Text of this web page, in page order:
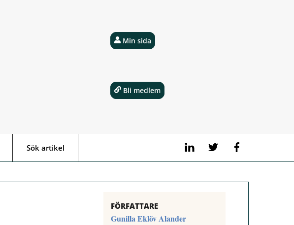
LinkedIn Twitter
Sök artikel
Min sida
Bli medlem
FÖRFATTARE
Gunilla Eklöv Alander